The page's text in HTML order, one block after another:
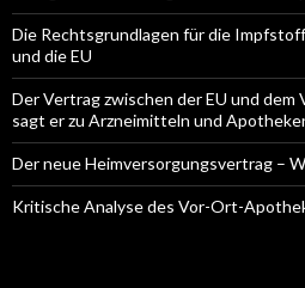
Die Rechtsgrundlagen für die
und die EU
Der Vertrag zwischen der EU und
sagt er zu Arzneimitteln und
Der neue Heimversorgungsvertrag –
Kritische Analyse des Vor-Ort-